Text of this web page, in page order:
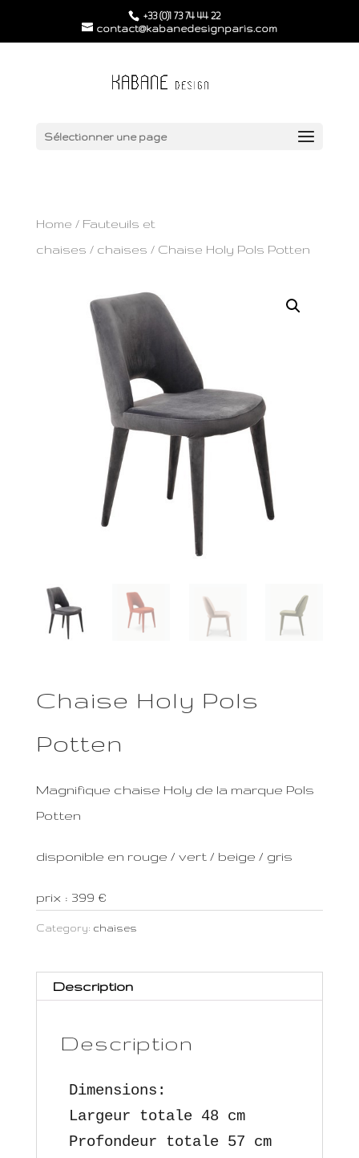
+33 (0)1 73 74 44 22
contact@kabanedesignparis.com
Sélectionner une page
Home / Fauteuils et
chaises / chaises / Chaise Holy Pols Potten
Chaise Holy Pols
Potten
Magnifique chaise Holy de la marque Pols
Potten
disponible en rouge / vert / beige / gris
prix : 399 €
Category: chaises
Description
Description
Dimensions:
Largeur totale 48 cm
Profondeur totale 57 cm